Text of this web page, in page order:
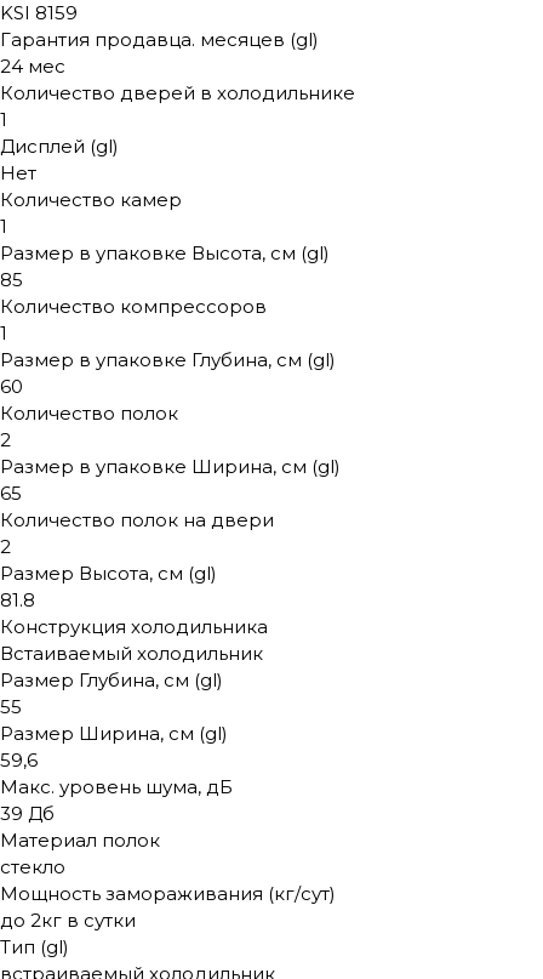
KSI 8159
Гарантия продавца. месяцев (gl)
24 мес
Количество дверей в холодильнике
1
Дисплей (gl)
Нет
Количество камер
1
Размер в упаковке Высота, см (gl)
85
Количество компрессоров
1
Размер в упаковке Глубина, см (gl)
60
Количество полок
2
Размер в упаковке Ширина, см (gl)
65
Количество полок на двери
2
Размер Высота, см (gl)
81.8
Конструкция холодильника
Встаиваемый холодильник
Размер Глубина, см (gl)
55
Размер Ширина, см (gl)
59,6
Макс. уровень шума, дБ
39 Дб
Материал полок
стекло
Мощность замораживания (кг/сут)
до 2кг в сутки
Тип (gl)
встраиваемый холодильник